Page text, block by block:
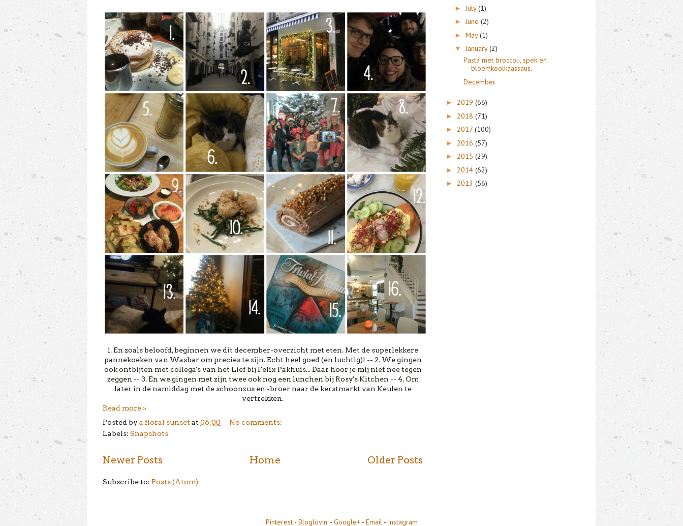
1. En zoals beloofd, beginnen we dit december-overzicht met eten. Met de superlekkere
pannekoeken van Wasbar om precies te zijn. Echt heel goed (en luchtig)! -- 2. We gingen
ook ontbijten met collega's van het Lief bij Felix Pakhuis... Daar hoor je mij niet nee tegen
zeggen -- 3. En we gingen met zijn twee ook nog een lunchen bij Rosy's Kitchen -- 4. Om
later in de namiddag met de schoonzus en -broer naar de kerstmarkt van Keulen te
vertrekken.
Read more »
Posted by a floral sunset at 06:00
No comments:
Labels: Snapshots
Newer Posts Older Posts
Home
Subscribe to: Posts (Atom)
► July(1)
►June (2)
► May(1)
▼January(2)
Pasta met broccoli, spek en
bloemkoolkaassaus.
December.
► 2019 (66)
► 2018 (71)
► 2017 (100)
► 2016 (57)
► 2015 (29)
► 2014 (62)
► 2013 (56)
Pinterest- Bloglovin'- Google+- Email - Instagram